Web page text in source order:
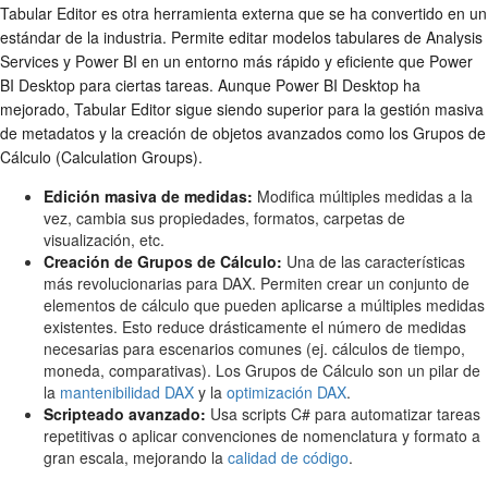
Tabular Editor es otra herramienta externa que se ha convertido en un
estándar de la industria. Permite editar modelos tabulares de Analysis
Services y Power BI en un entorno más rápido y eficiente que Power
BI Desktop para ciertas tareas. Aunque Power BI Desktop ha
mejorado, Tabular Editor sigue siendo superior para la gestión masiva
de metadatos y la creación de objetos avanzados como los Grupos de
Cálculo (Calculation Groups).
Edición masiva de medidas: Modifica múltiples medidas a la
vez, cambia sus propiedades, formatos, carpetas de
visualización, etc.
Creación de Grupos de Cálculo: Una de las características
más revolucionarias para DAX. Permiten crear un conjunto de
elementos de cálculo que pueden aplicarse a múltiples medidas
existentes. Esto reduce drásticamente el número de medidas
necesarias para escenarios comunes (ej. cálculos de tiempo,
moneda, comparativas). Los Grupos de Cálculo son un pilar de
la mantenibilidad DAX y la optimización DAX.
Scripteado avanzado: Usa scripts C# para automatizar tareas
repetitivas o aplicar convenciones de nomenclatura y formato a
gran escala, mejorando la calidad de código.